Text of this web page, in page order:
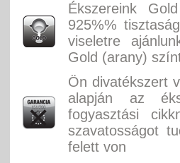
Ékszereink
925%%
viseletre
Gold (arany)
Ön divatékszert
alapján az
fogyasztási
szavatosságot
felett von